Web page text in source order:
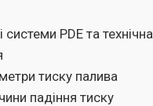
PDE та технічна
тиску палива
падіння тиску